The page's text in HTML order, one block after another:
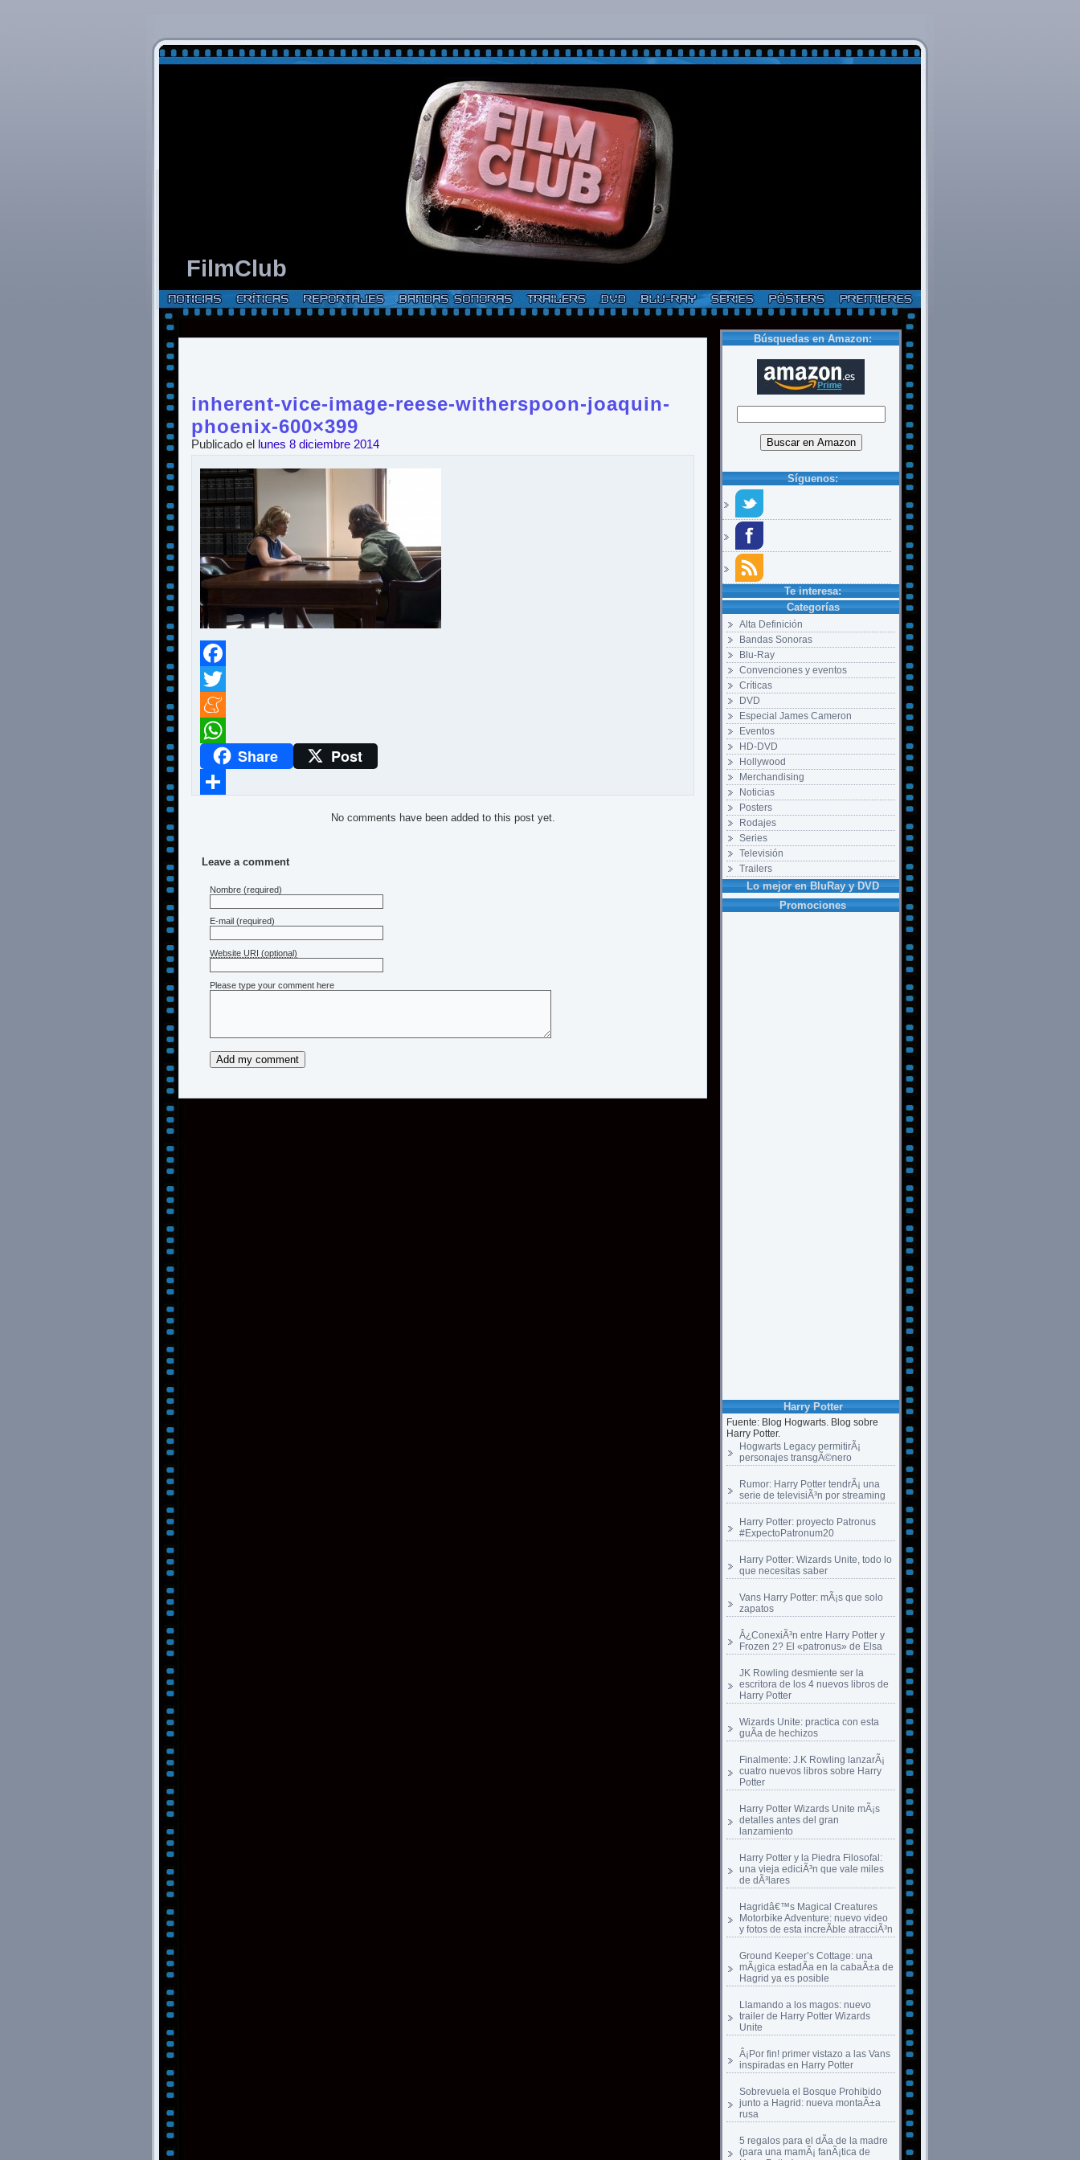
FilmClub
Búsquedas en Amazon:
Síguenos:
Te interesa:
Categorías
Alta Definición
Bandas Sonoras
Blu-Ray
Convenciones y eventos
Críticas
DVD
Especial James Cameron
Eventos
HD-DVD
Hollywood
Merchandising
Noticias
Posters
Rodajes
Series
Televisión
Trailers
Lo mejor en BluRay y DVD
Promociones
Harry Potter
Fuente: Blog Hogwarts. Blog sobre
Harry Potter.
Hogwarts Legacy permitirÃ¡
personajes transgÃ©nero
Rumor: Harry Potter tendrÃ¡ una
serie de televisiÃ³n por streaming
Harry Potter: proyecto Patronus
#ExpectoPatronum20
Harry Potter: Wizards Unite, todo lo
que necesitas saber
Vans Harry Potter: mÃ¡s que solo
zapatos
Â¿ConexiÃ³n entre Harry Potter y
Frozen 2? El «patronus» de Elsa
JK Rowling desmiente ser la
escritora de los 4 nuevos libros de
Harry Potter
Wizards Unite: practica con esta
guÃ­a de hechizos
Finalmente: J.K Rowling lanzarÃ¡
cuatro nuevos libros sobre Harry
Potter
Harry Potter Wizards Unite mÃ¡s
detalles antes del gran
lanzamiento
Harry Potter y la Piedra Filosofal:
una vieja ediciÃ³n que vale miles
de dÃ³lares
Hagridâ€™s Magical Creatures
Motorbike Adventure: nuevo video
y fotos de esta increÃ­ble atracciÃ³n
Ground Keeper’s Cottage: una
mÃ¡gica estadÃ­a en la cabaÃ±a de
Hagrid ya es posible
Llamando a los magos: nuevo
trailer de Harry Potter Wizards
Unite
Â¡Por fin! primer vistazo a las Vans
inspiradas en Harry Potter
Sobrevuela el Bosque Prohibido
junto a Hagrid: nueva montaÃ±a
rusa
5 regalos para el dÃ­a de la madre
(para una mamÃ¡ fanÃ¡tica de
inherent-vice-image-reese-witherspoon-joaquin-
phoenix-600×399
Publicado el lunes 8 diciembre 2014
Facebook
Twitter
Meneame
WhatsAppShare Post
No comments have been added to this post yet.
Leave a comment
Nombre (required)
E-mail (required)
Website URI (optional)
Please type your comment here